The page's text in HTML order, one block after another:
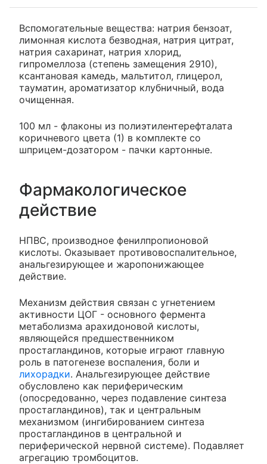
Вспомогательные вещества: натрия бензоат,
лимонная кислота безводная, натрия цитрат,
натрия сахаринат, натрия хлорид,
гипромеллоза (степень замещения 2910),
ксантановая камедь, мальтитол, глицерол,
тауматин, ароматизатор клубничный, вода
очищенная.
100 мл - флаконы из полиэтилентерефталата
коричневого цвета (1) в комплекте со
шприцем-дозатором - пачки картонные.
Фармакологическое
действие
НПВС, производное фенилпропионовой
кислоты. Оказывает противовоспалительное,
анальгезирующее и жаропонижающее
действие.
Механизм действия связан с угнетением
активности ЦОГ - основного фермента
метаболизма арахидоновой кислоты,
являющейся предшественником
простагландинов, которые играют главную
роль в патогенезе воспаления, боли и
лихорадки. Анальгезирующее действие
обусловлено как периферическим
(опосредованно, через подавление синтеза
простагландинов), так и центральным
механизмом (ингибированием синтеза
простагландинов в центральной и
периферической нервной системе). Подавляет
агрегацию тромбоцитов.